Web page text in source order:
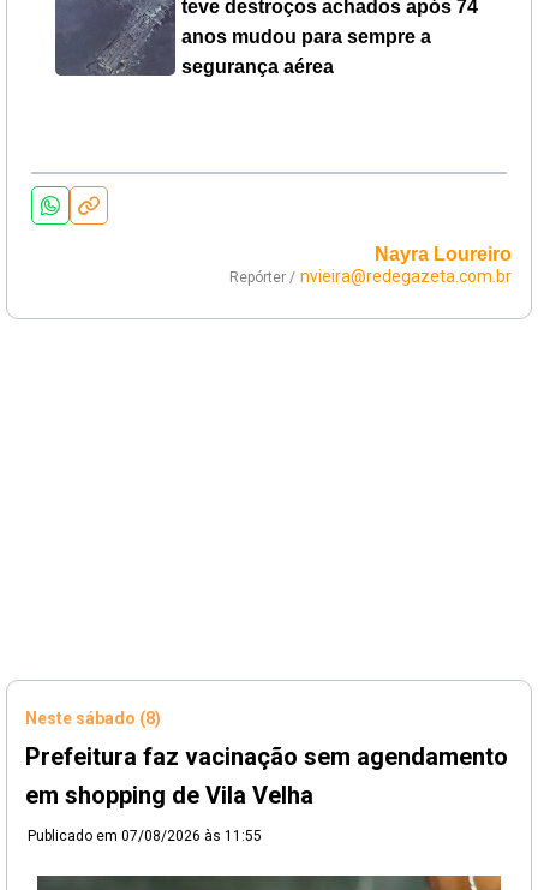
teve destroços achados após 74
anos mudou para sempre a
segurança aérea
Nayra Loureiro
Repórter / nvieira@redegazeta.com.br
Neste sábado (8)
Prefeitura faz vacinação sem agendamento
em shopping de Vila Velha
Publicado em 07/08/2026 às 11:55